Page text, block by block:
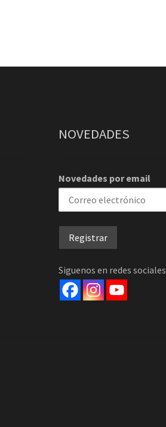
NOVEDADES
Novedades por email
Siguenos en redes sociales